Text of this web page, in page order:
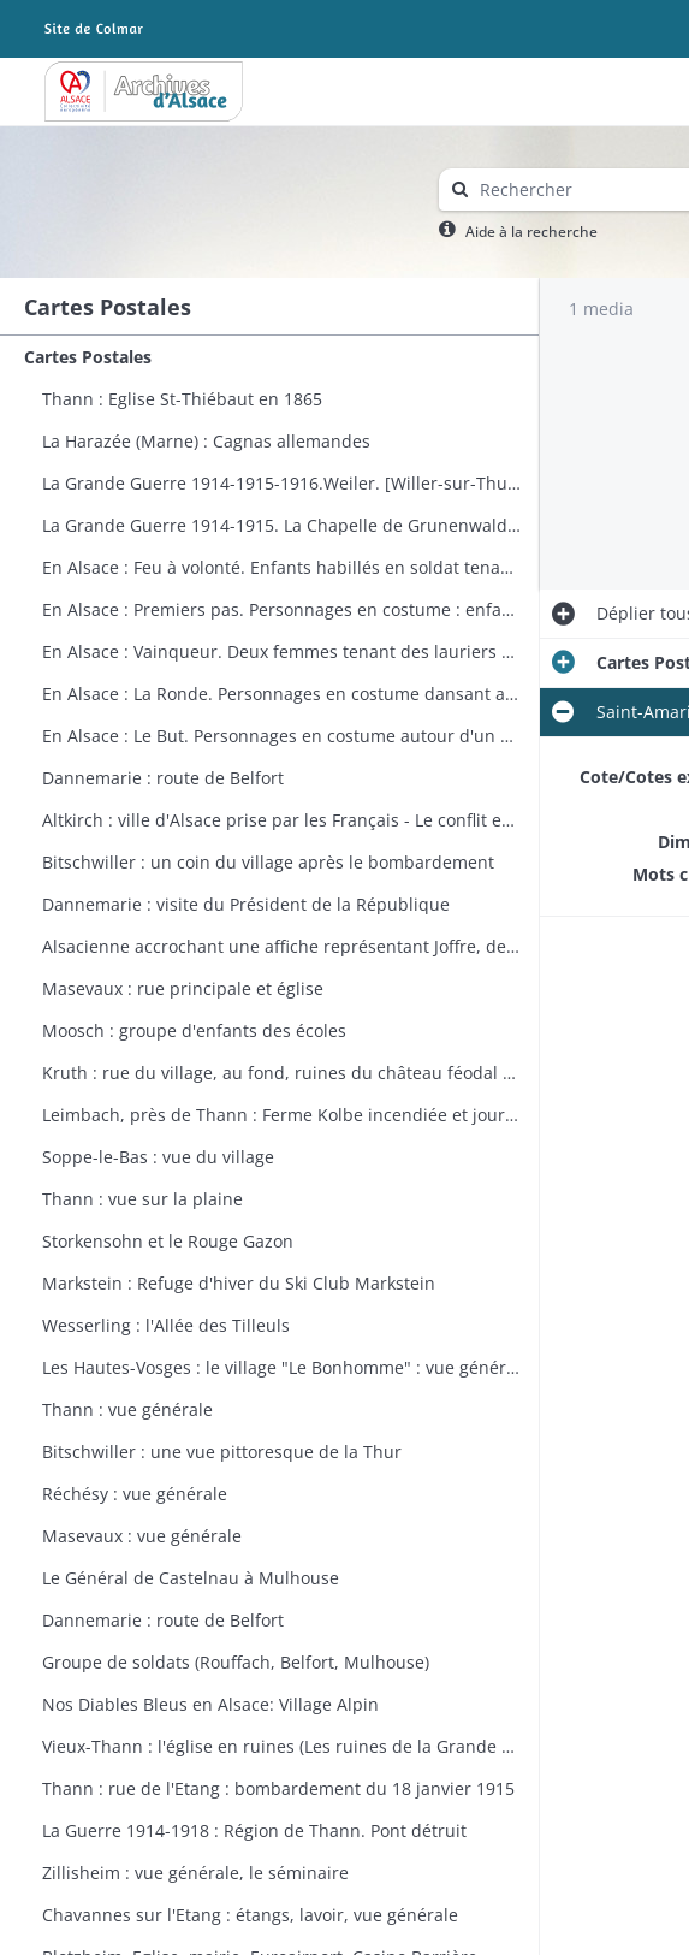
Archives Alsace - Colmar
Aide à la recherche
Cartes Postales
Cartes Postales
Thann : Eglise St-Thiébaut en 1865
La Harazée (Marne) : Cagnas allemandes
La Grande Guerre 1914-1915-1916.Weiler. [Willer-sur-Thur] : vue générale
La Grande Guerre 1914-1915. La Chapelle de Grunenwald près de Uderdersept habillés en soldat tenant un fusil. Dessin par Delalain.
En Alsace : Feu à volonté. Enfants habillés en soldat tenant un fusil. Dessin par Delalain.
En Alsace : Premiers pas. Personnages en costume : enfant allant vers le drapeau français. Dessin par Delalain.
En Alsace : Vainqueur. Deux femmes tenant des lauriers et un homme en costume. Dessin par Delalain.
En Alsace : La Ronde. Personnages en costume dansant autour du drapeau français. Dessin par Delalain.
En Alsace : Le But. Personnages en costume autour d'un drapeau français. Dessin par Delalain
Dannemarie : route de Belfort
Altkirch : ville d'Alsace prise par les Français - Le conflit européen en 1914
Bitschwiller : un coin du village après le bombardement
Dannemarie : visite du Président de la République
Alsacienne accrochant une affiche représentant Joffre, dessin de Th. CROY
Masevaux : rue principale et église
Moosch : groupe d'enfants des écoles
Kruth : rue du village, au fond, ruines du château féodal de Wildenstein
Leimbach, près de Thann : Ferme Kolbe incendiée et journellement bombardée avec les dépendances en ruines
Soppe-le-Bas : vue du village
Thann : vue sur la plaine
Storkensohn et le Rouge Gazon
Markstein : Refuge d'hiver du Ski Club Markstein
Wesserling : l'Allée des Tilleuls
Les Hautes-Vosges : le village "Le Bonhomme" : vue générale
Thann : vue générale
Bitschwiller : une vue pittoresque de la Thur
Réchésy : vue générale
Masevaux : vue générale
Le Général de Castelnau à Mulhouse
Dannemarie : route de Belfort
Groupe de soldats (Rouffach, Belfort, Mulhouse)
Nos Diables Bleus en Alsace: Village Alpin
Vieux-Thann : l'église en ruines (Les ruines de la Grande Guerre)
Thann : rue de l'Etang : bombardement du 18 janvier 1915
La Guerre 1914-1918 : Région de Thann. Pont détruit
Zillisheim : vue générale, le séminaire
Chavannes sur l'Etang : étangs, lavoir, vue générale
1 media
Déplier
Cartes
Saint-
Cote/Cotes
Mots